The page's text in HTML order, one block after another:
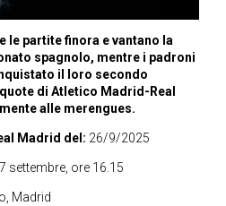
le partite finora e vantano la
spagnolo, mentre i padroni
il loro secondo
di Atletico Madrid-Real
alle merengues.
Madrid del: 26/9/2025
settembre, ore 16.15
Madrid